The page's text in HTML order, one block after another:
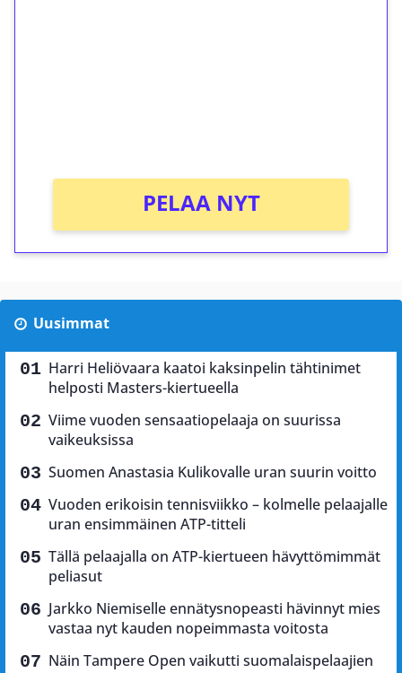
PELAA NYT
Uusimmat
Harri Heliövaara kaatoi kaksinpelin tähtinimet
helposti Masters-kiertueella
Viime vuoden sensaatiopelaaja on suurissa
vaikeuksissa
Suomen Anastasia Kulikovalle uran suurin voitto
Vuoden erikoisin tennisviikko – kolmelle pelaajalle
uran ensimmäinen ATP-titteli
Tällä pelaajalla on ATP-kiertueen hävyttömimmät
peliasut
Jarkko Niemiselle ennätysnopeasti hävinnyt mies
vastaa nyt kauden nopeimmasta voitosta
Näin Tampere Open vaikutti suomalaispelaajien